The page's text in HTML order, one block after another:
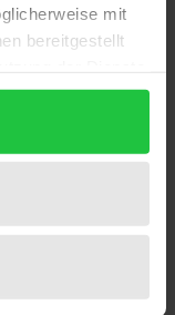
mit
bereitgestellt
die
– des
–
durch die
eines
für